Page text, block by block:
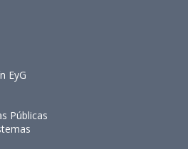
EyG
Públicas